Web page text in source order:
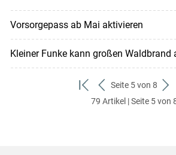
Vorsorgepass ab Mai aktivieren
Kleiner Funke kann großen Waldbrand
zum
ersten
zurück
zum
Seite 5 von 8
79 Artikel | Seite 5 von